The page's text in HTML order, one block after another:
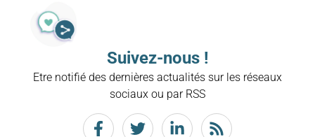
Suivez-nous !
Etre notifié des dernières actualités sur les réseaux
sociaux ou par RSS